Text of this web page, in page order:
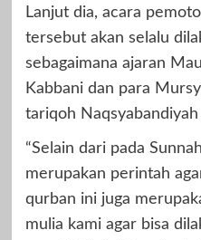
Lanjut dia, acara
tersebut akan selalu
sebagaimana ajaran
Kabbani dan para
tariqoh Naqsyabandiyah
“Selain dari pada
merupakan perintah
qurban ini juga
mulia kami agar bisa